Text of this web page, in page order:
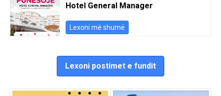
Hotel General Manager
Lexoni më shumë
Lexoni postimet e fundit